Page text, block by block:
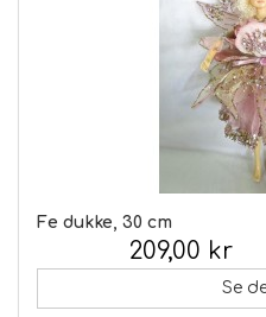
Fe dukke, 30 cm
209,00 kr
Se